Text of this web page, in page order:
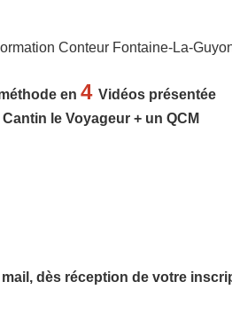
en4Vidéos présentée
Cantin le Voyageur + un QCM
dès réception de votre